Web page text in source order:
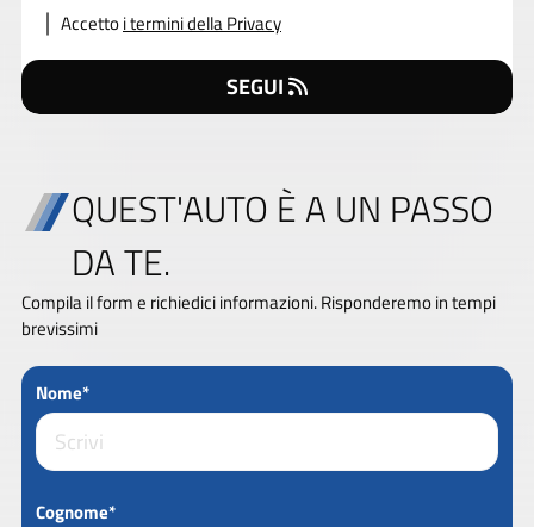
Accettoi termini della Privacy
SEGUI
QUEST'AUTO È A UN PASSO
DA TE.
Compila il form e richiedici informazioni. Risponderemo in tempi
brevissimi
Nome*
Cognome*